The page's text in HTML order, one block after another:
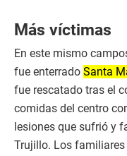
Más víctimas
En este mismo
fue enterrado Santa
fue rescatado tras el
comidas del centro
lesiones que sufrió y
Trujillo. Los